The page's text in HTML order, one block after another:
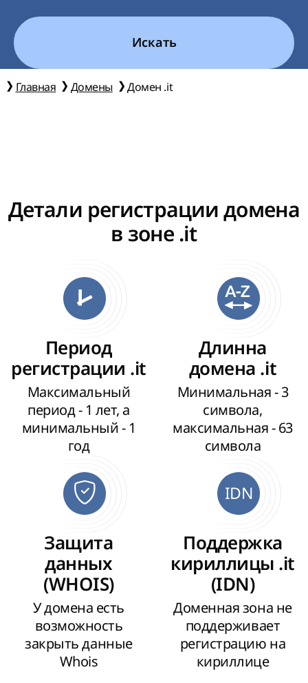
Искать
Главная Домены Домен .it
Детали регистрации домена
в зоне .it
Период
регистрации .it
Максимальный
период - 1 лет, а
минимальный - 1
год
Длинна
домена .it
Минимальная - 3
символа,
максимальная - 63
символа
Защита
данных
(WHOIS)
У домена есть
возможность
закрыть данные
Whois
IDN
Поддержка
кириллицы .it
(IDN)
Доменная зона не
поддерживает
регистрацию на
кириллице